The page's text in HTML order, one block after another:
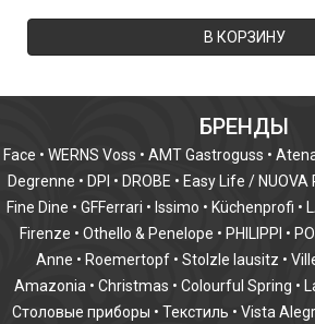
В КОРЗИНУ
БРЕНДЫ
Face • WERNS Voss • AMT Gastroguss •
Degrenne • DPI • DROBE • Easy Life / NUOVA
Fine Dine • GFFerrari • Issimo • Küchenprofi •
Firenze • Othello & Penelope • PHILIPPI •
Anne • Roemertopf • Stolzle lausitz •
Amazonia • Christmas • Colourful Spring •
Столовые приборы • Текстиль • Vista